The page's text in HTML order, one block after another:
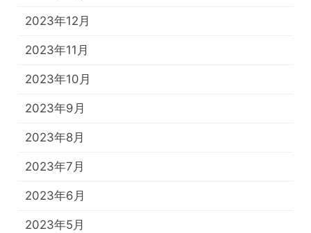
2023年12月
2023年11月
2023年10月
2023年9月
2023年8月
2023年7月
2023年6月
2023年5月